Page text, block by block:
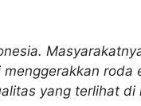
roda
yang terlihat di